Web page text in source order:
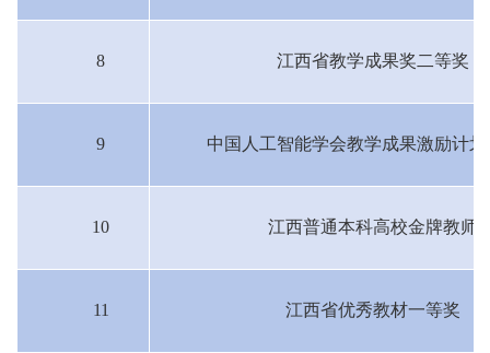
8 江西省教学成果奖二等奖
9 中国人工智能学会教学成果激励计
10 江西普通本科高校金牌教师
11 江西省优秀教材一等奖